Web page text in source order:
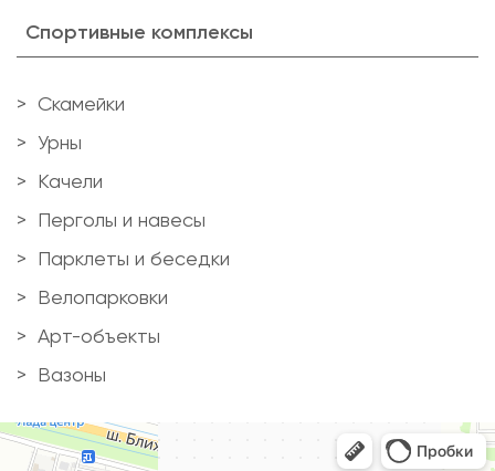
Спортивные комплексы
Скамейки
Урны
Качели
Перголы и навесы
Парклеты и беседки
Велопарковки
Арт-объекты
Вазоны